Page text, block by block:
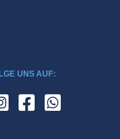
UNS AUF: